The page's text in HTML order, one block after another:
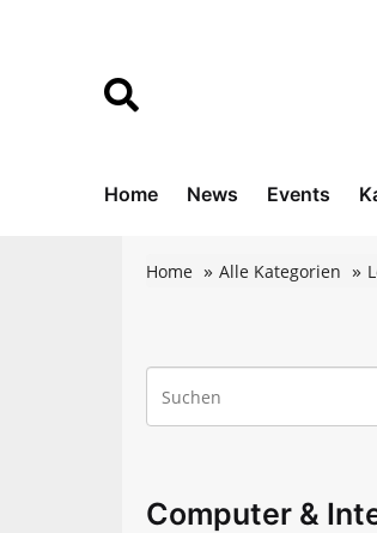
Home News Events
Home Alle Kategorien
Computer &